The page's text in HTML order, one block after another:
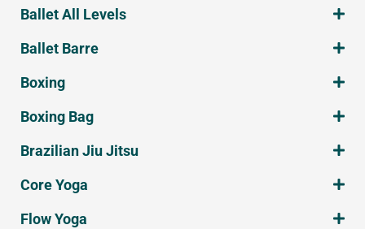
Ballet All Levels
Ballet Barre
Boxing
Boxing Bag
Brazilian Jiu Jitsu
Core Yoga
Flow Yoga